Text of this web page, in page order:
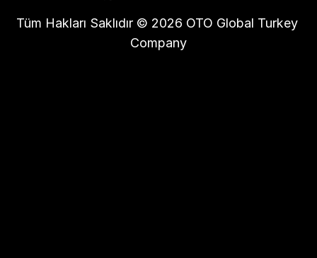
Tüm Hakları Saklıdır © 2026 OTO Global Turkey
Company